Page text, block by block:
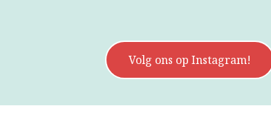
Volg ons op Instagram!